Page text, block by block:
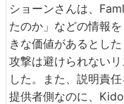
ショーンさんは、
たのか」などの情報
きな価値があるとし
攻撃は避けられない
した。また、説明責
提供者側なのに、